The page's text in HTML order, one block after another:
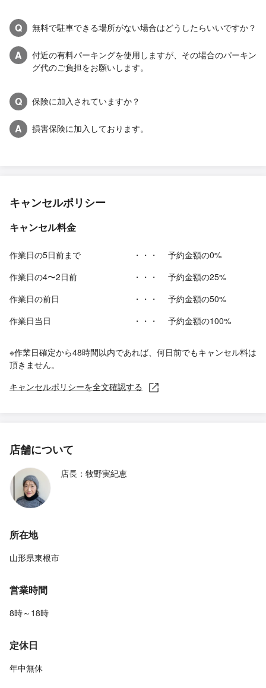
Q 無料で駐車できる場所がない場合はどうしたらいいですか？
A
付近の有料パーキングを使用しますが、その場合のパーキン
グ代のご負担をお願いします。
Q 保険に加入されていますか？
A 損害保険に加入しております。
キャンセルポリシー
キャンセル料金
作業日の5日前まで ・・・
予約金額の0%
作業日の4〜2日前
・・・
予約金額の25%
作業日の前日
・・・
予約金額の50%
作業日当日
・・・ 予約金額の100%
※作業日確定から48時間以内であれば、何日前でもキャンセル料は
頂きません。
キャンセルポリシーを全文確認する
店舗について
店長：牧野実紀恵
所在地
山形県東根市
営業時間
8時～18時
定休日
年中無休